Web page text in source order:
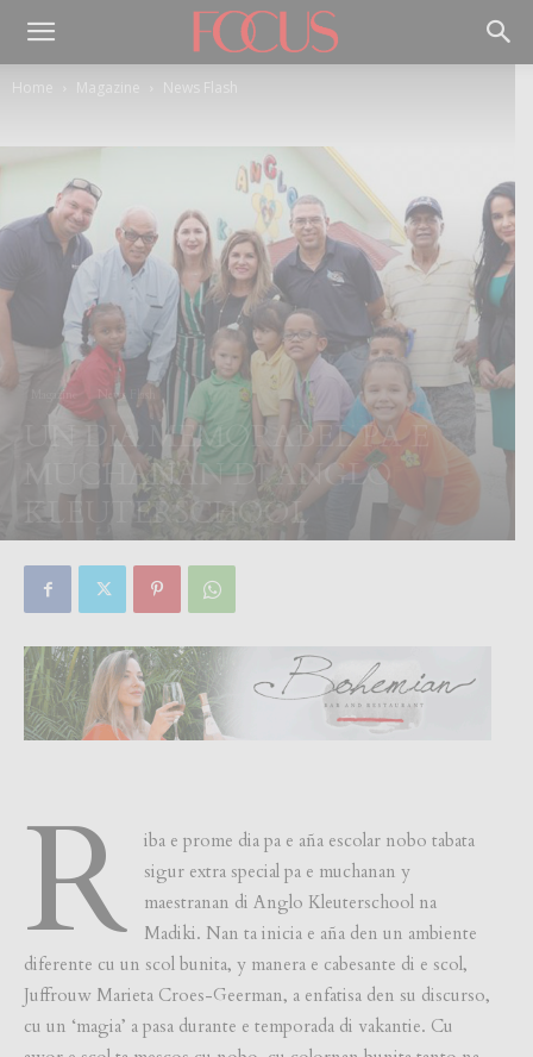
Home Magazine News Flash
Magazine News Flash
UN DIA MEMORABEL PA E
MUCHANAN DI ANGLO
KLEUTERSCHOOL
R
iba e prome dia pa e aña escolar nobo tabata
sigur extra special pa e muchanan y
maestranan di Anglo Kleuterschool na
Madiki. Nan ta inicia e aña den un ambiente
diferente cu un scol bunita, y manera e cabesante di e scol,
Juffrouw Marieta Croes-Geerman, a enfatisa den su discurso,
cu un ‘magia’ a pasa durante e temporada di vakantie. Cu